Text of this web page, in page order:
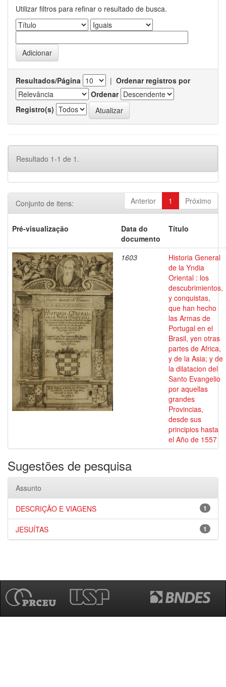
Utilizar filtros para refinar o resultado de busca.
Resultados/Página | Ordenar registros por
Ordenar
Registro(s)
Resultado 1-1 de 1.
Anterior 1 Próximo
Conjunto de itens:
Pré-visualização
Data do
documento
Título
1603
Historia General
de la Yndia
Oriental : los
descubrimientos,
y conquistas,
que han hecho
las Armas de
Portugal en el
Brasil, yen otras
partes de Africa,
y de la Asia; y de
la dilatacion del
Santo Evangelio
por aquellas
grandes
Provincias,
desde sus
principios hasta
el Año de 1557
Sugestões de pesquisa
Assunto
1
DESCRIÇÃO E VIAGENS
1
JESUÍTAS